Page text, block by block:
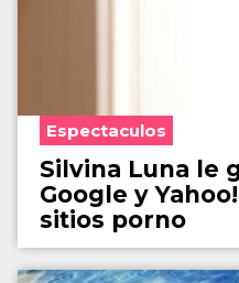
Espectaculos
Silvina Luna le
Google y
sitios porno